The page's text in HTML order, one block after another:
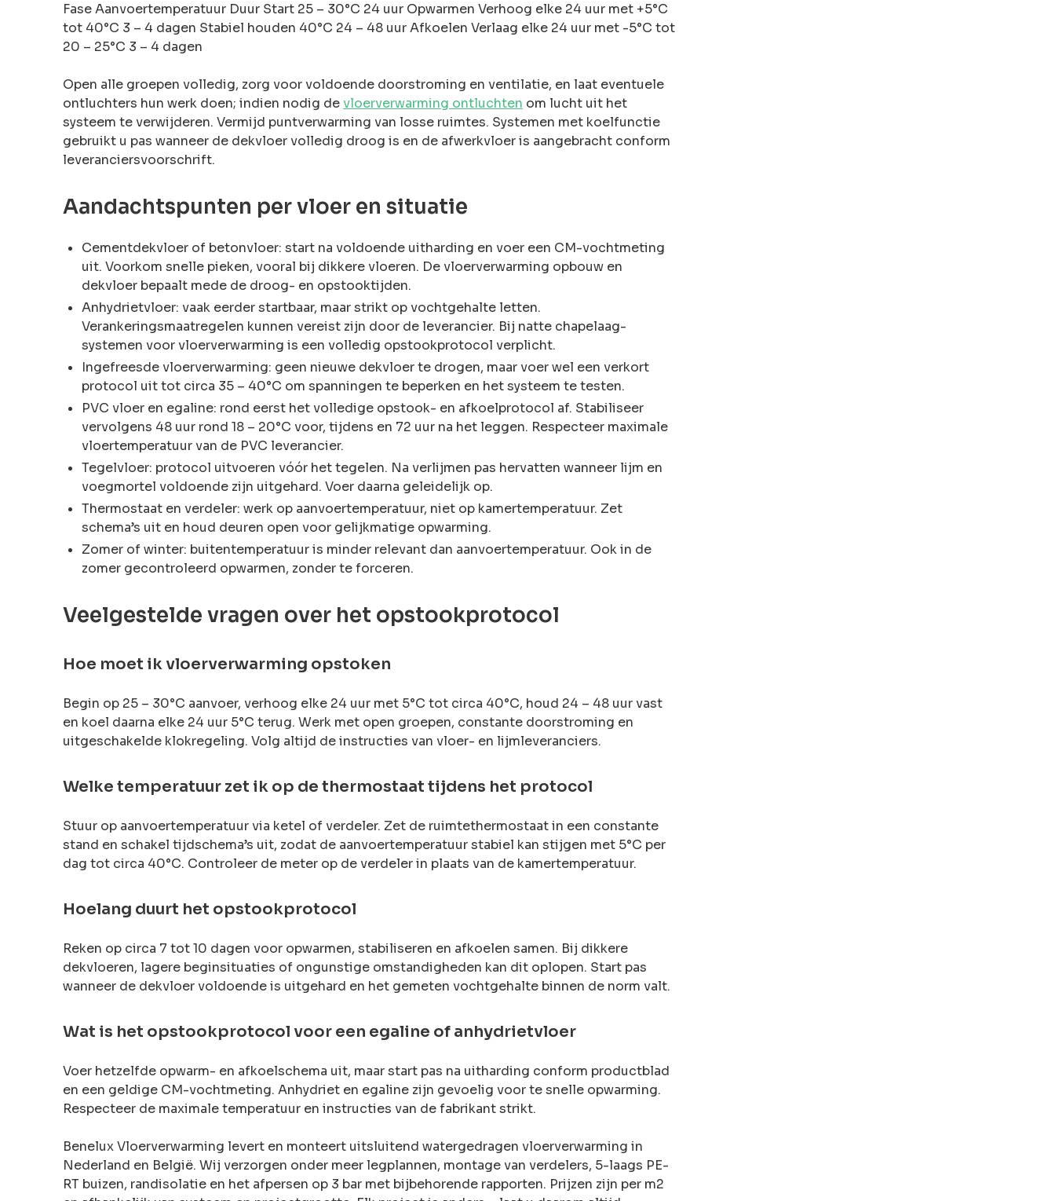
Fase Aanvoertemperatuur Duur Start 25 – 30°C 24 uur Opwarmen Verhoog elke 24 uur met +5°C
tot 40°C 3 – 4 dagen Stabiel houden 40°C 24 – 48 uur Afkoelen Verlaag elke 24 uur met -5°C tot
20 – 25°C 3 – 4 dagen
Open alle groepen volledig, zorg voor voldoende doorstroming en ventilatie, en laat eventuele
ontluchters hun werk doen; indien nodig devloerverwarming ontluchten om lucht uit het
systeem te verwijderen. Vermijd puntverwarming van losse ruimtes. Systemen met koelfunctie
gebruikt u pas wanneer de dekvloer volledig droog is en de afwerkvloer is aangebracht conform
leveranciersvoorschrift.
Aandachtspunten per vloer en situatie
Cementdekvloer of betonvloer: start na voldoende uitharding en voer een CM-vochtmeting
uit. Voorkom snelle pieken, vooral bij dikkere vloeren. De vloerverwarming opbouw en
dekvloer bepaalt mede de droog- en opstooktijden.
Anhydrietvloer: vaak eerder startbaar, maar strikt op vochtgehalte letten.
Verankeringsmaatregelen kunnen vereist zijn door de leverancier. Bij natte chapelaag-
systemen voor vloerverwarming is een volledig opstookprotocol verplicht.
Ingefreesde vloerverwarming: geen nieuwe dekvloer te drogen, maar voer wel een verkort
protocol uit tot circa 35 – 40°C om spanningen te beperken en het systeem te testen.
PVC vloer en egaline: rond eerst het volledige opstook- en afkoelprotocol af. Stabiliseer
vervolgens 48 uur rond 18 – 20°C voor, tijdens en 72 uur na het leggen. Respecteer maximale
vloertemperatuur van de PVC leverancier.
Tegelvloer: protocol uitvoeren vóór het tegelen. Na verlijmen pas hervatten wanneer lijm en
voegmortel voldoende zijn uitgehard. Voer daarna geleidelijk op.
Thermostaat en verdeler: werk op aanvoertemperatuur, niet op kamertemperatuur. Zet
schema’s uit en houd deuren open voor gelijkmatige opwarming.
Zomer of winter: buitentemperatuur is minder relevant dan aanvoertemperatuur. Ook in de
zomer gecontroleerd opwarmen, zonder te forceren.
Veelgestelde vragen over het opstookprotocol
Hoe moet ik vloerverwarming opstoken
Begin op 25 – 30°C aanvoer, verhoog elke 24 uur met 5°C tot circa 40°C, houd 24 – 48 uur vast
en koel daarna elke 24 uur 5°C terug. Werk met open groepen, constante doorstroming en
uitgeschakelde klokregeling. Volg altijd de instructies van vloer- en lijmleveranciers.
Welke temperatuur zet ik op de thermostaat tijdens het protocol
Stuur op aanvoertemperatuur via ketel of verdeler. Zet de ruimtethermostaat in een constante
stand en schakel tijdschema’s uit, zodat de aanvoertemperatuur stabiel kan stijgen met 5°C per
dag tot circa 40°C. Controleer de meter op de verdeler in plaats van de kamertemperatuur.
Hoelang duurt het opstookprotocol
Reken op circa 7 tot 10 dagen voor opwarmen, stabiliseren en afkoelen samen. Bij dikkere
dekvloeren, lagere beginsituaties of ongunstige omstandigheden kan dit oplopen. Start pas
wanneer de dekvloer voldoende is uitgehard en het gemeten vochtgehalte binnen de norm valt.
Wat is het opstookprotocol voor een egaline of anhydrietvloer
Voer hetzelfde opwarm- en afkoelschema uit, maar start pas na uitharding conform productblad
en een geldige CM-vochtmeting. Anhydriet en egaline zijn gevoelig voor te snelle opwarming.
Respecteer de maximale temperatuur en instructies van de fabrikant strikt.
Benelux Vloerverwarming levert en monteert uitsluitend watergedragen vloerverwarming in
Nederland en België. Wij verzorgen onder meer legplannen, montage van verdelers, 5-laags PE-
RT buizen, randisolatie en het afpersen op 3 bar met bijbehorende rapporten. Prijzen zijn per m2